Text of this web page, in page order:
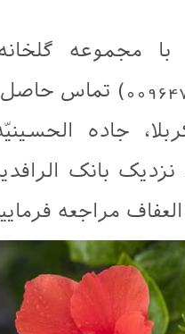
با مجموعه
جاده
نزدیک بانک
مراجعه